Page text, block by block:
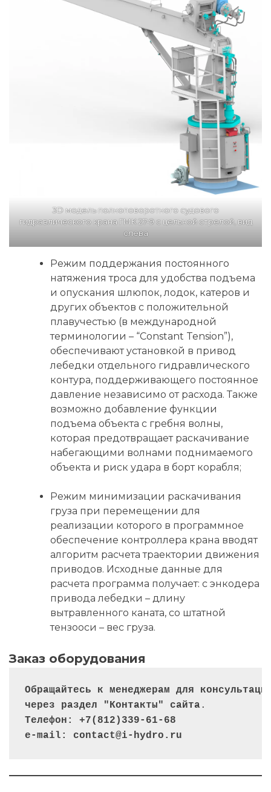
3D модель полноповоротного судового
гидравлического крана ГМК 27-9 с цельной стрелой, вид
слева
Режим поддержания постоянного
натяжения троса для удобства подъема
и опускания шлюпок, лодок, катеров и
других объектов с положительной
плавучестью (в международной
терминологии – “Constant Tension”),
обеспечивают установкой в привод
лебедки отдельного гидравлического
контура, поддерживающего постоянное
давление независимо от расхода. Также
возможно добавление функции
подъема объекта с гребня волны,
которая предотвращает раскачивание
набегающими волнами поднимаемого
объекта и риск удара в борт корабля;
Режим минимизации раскачивания
груза при перемещении для
реализации которого в программное
обеспечение контроллера крана вводят
алгоритм расчета траектории движения
приводов. Исходные данные для
расчета программа получает: с энкодера
привода лебедки – длину
вытравленного каната, со штатной
тензооси – вес груза.
Заказ оборудования
Обращайтесь к менеджерам для
через раздел "Контакты" сайта
Телефон: +7(812)339-61-68
e-mail: contact@i-hydro.ru